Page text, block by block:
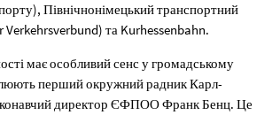
Північнонімецький транспортний
та Kurhessenbahn.
має особливий сенс у громадському
перший окружний радник Карл-
директор ЄФПОО Франк Бенц. Це